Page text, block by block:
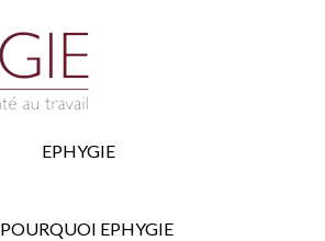
EPHYGIE
POURQUOI EPHYGIE